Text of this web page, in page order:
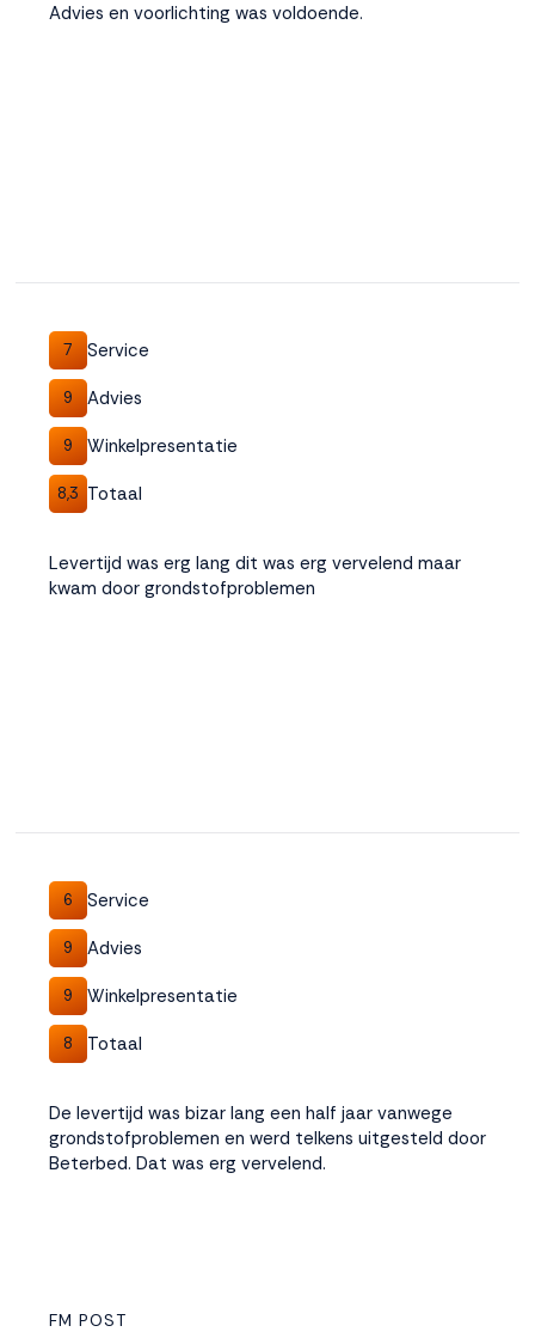
Advies en voorlichting was voldoende.
7 Service
9 Advies
9 Winkelpresentatie
8,3 Totaal
Levertijd was erg lang dit was erg vervelend maar
kwam door grondstofproblemen
6 Service
9 Advies
9 Winkelpresentatie
8 Totaal
De levertijd was bizar lang een half jaar vanwege
grondstofproblemen en werd telkens uitgesteld door
Beterbed. Dat was erg vervelend.
FM POST